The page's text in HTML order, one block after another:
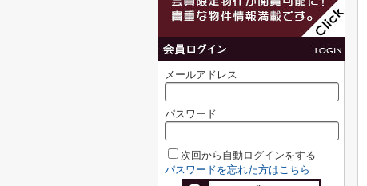
メールアドレス
パスワード
次回から自動ログインをする
パスワードを忘れた方はこちら